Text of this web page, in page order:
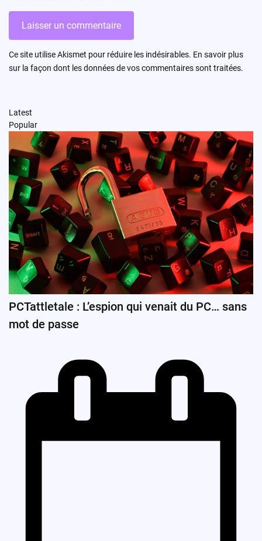
Ce site utilise Akismet pour réduire les indésirables. En savoir plus
sur la façon dont les données de vos commentaires sont traitées.
Latest
Popular
PCTattletale : L’espion qui venait du PC… sans
mot de passe